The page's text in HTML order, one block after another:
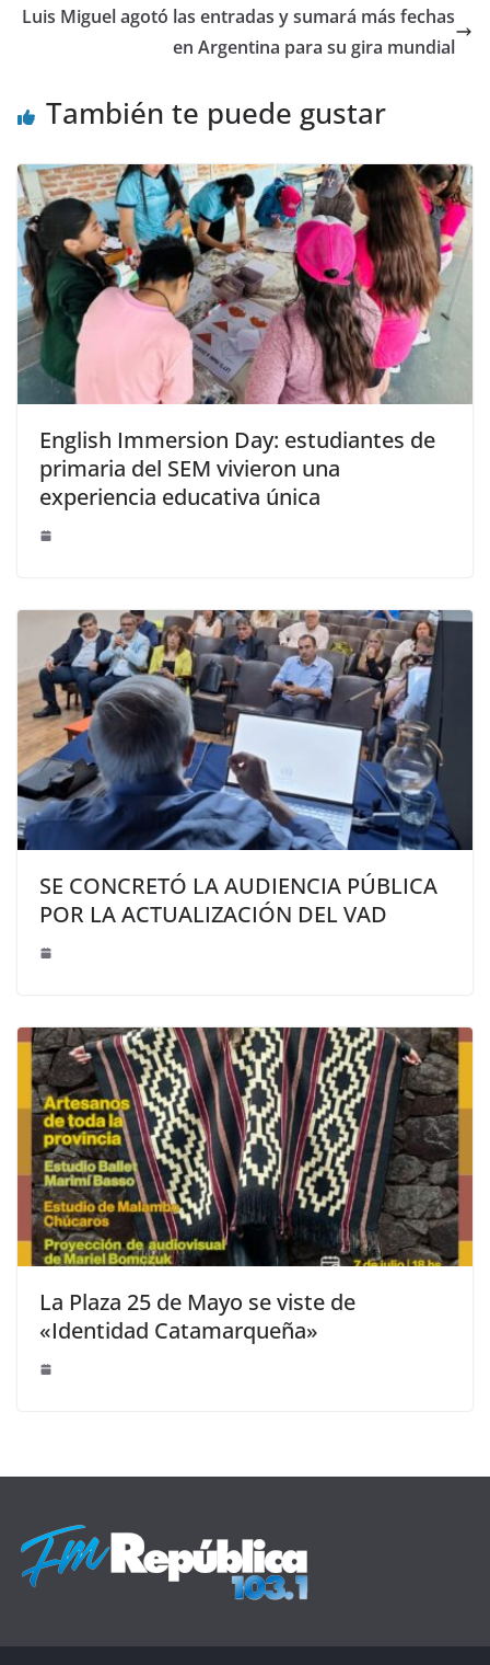
Luis Miguel agotó las entradas y sumará más fechas
en Argentina para su gira mundial
También te puede gustar
English Immersion Day: estudiantes de
primaria del SEM vivieron una
experiencia educativa única
SE CONCRETÓ LA AUDIENCIA PÚBLICA
POR LA ACTUALIZACIÓN DEL VAD
La Plaza 25 de Mayo se viste de
«Identidad Catamarqueña»